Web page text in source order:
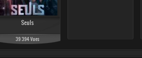
Seuls
39 394 Vues